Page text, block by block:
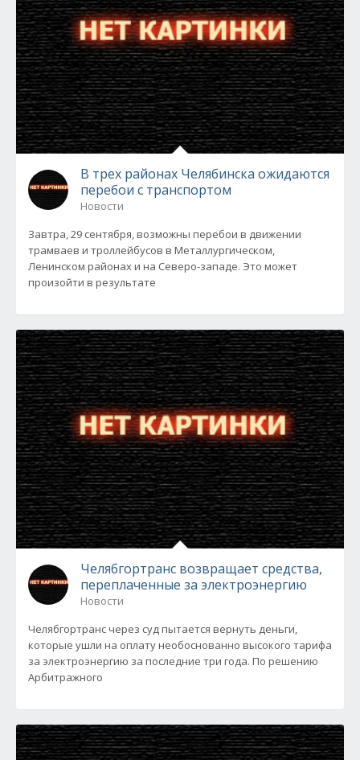
В трех районах Челябинска ожидаются
перебои с транспортом
Новости
Завтра, 29 сентября, возможны перебои в движении
трамваев и троллейбусов в Металлургическом,
Ленинском районах и на Северо-западе. Это может
произойти в результате
Челябгортранс возвращает средства,
переплаченные за электроэнергию
Новости
Челябгортранс через суд пытается вернуть деньги,
которые ушли на оплату необоснованно высокого тарифа
за электроэнергию за последние три года. По решению
Арбитражного